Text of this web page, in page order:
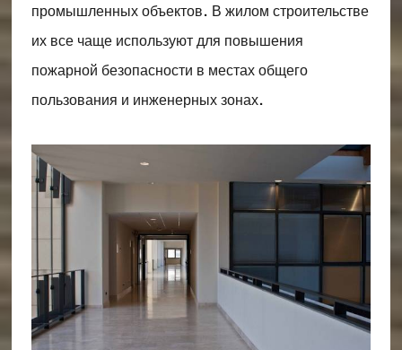
промышленных объектов. В жилом строительстве
их все чаще используют для повышения
пожарной безопасности в местах общего
пользования и инженерных зонах.